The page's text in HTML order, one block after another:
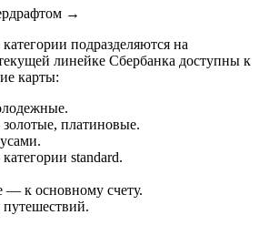
→
подразделяются на
линейке Сбербанка доступны к
карты:
платиновые.
standard.
— к основному счету.